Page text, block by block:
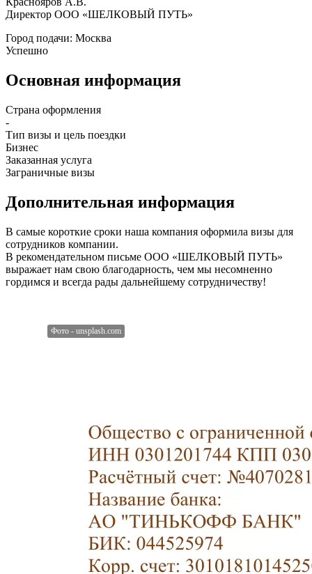
Директор ООО «ШЕЛКОВЫЙ ПУТЬ»
Город подачи: Москва
Успешно
Основная информация
Страна оформления
-
Тип визы и цель поездки
Бизнес
Заказанная услуга
Заграничные визы
Дополнительная информация
В самые короткие сроки наша компания оформила визы для
сотрудников компании.
В рекомендательном письме OOO «ШЕЛКОВЫЙ ПУТЬ»
выражает нам свою благодарность, чем мы несомненно
гордимся и всегда рады дальнейшему сотрудничеству!